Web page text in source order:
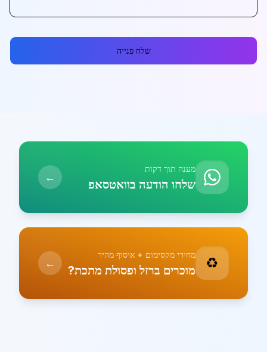
שלח פנייה
מענה תוך דקות
שלחו הודעה בוואטסאפ ←
♻️ מחירי מקסימום + איסוף מהיר
מוכרים ברזל ופסולת מתכת? ←